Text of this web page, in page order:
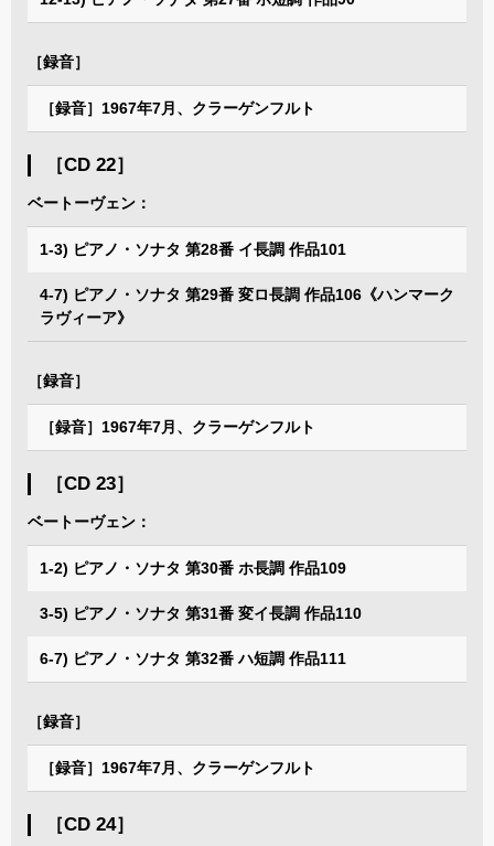
［録音］
［録音］1967年7月、クラーゲンフルト
［CD 22］
ベートーヴェン：
1-3) ピアノ・ソナタ 第28番 イ長調 作品101
4-7) ピアノ・ソナタ 第29番 変ロ長調 作品106《ハンマーク
ラヴィーア》
［録音］
［録音］1967年7月、クラーゲンフルト
［CD 23］
ベートーヴェン：
1-2) ピアノ・ソナタ 第30番 ホ長調 作品109
3-5) ピアノ・ソナタ 第31番 変イ長調 作品110
6-7) ピアノ・ソナタ 第32番 ハ短調 作品111
［録音］
［録音］1967年7月、クラーゲンフルト
［CD 24］